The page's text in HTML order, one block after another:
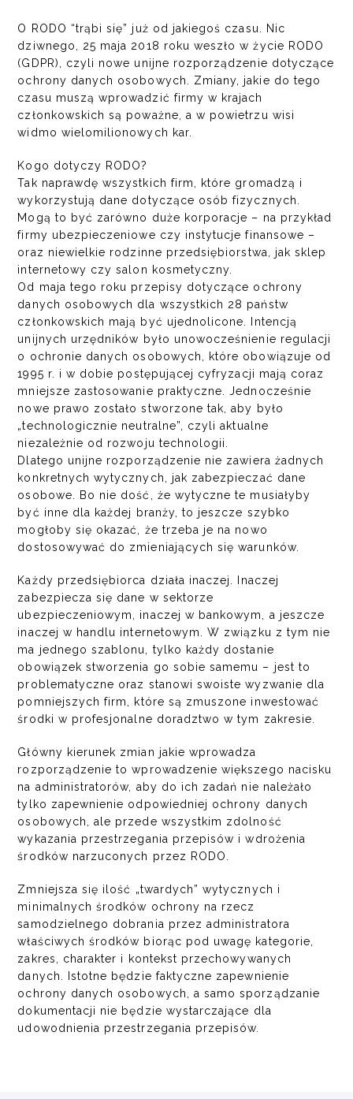
O RODO “trąbi się” już od jakiegoś czasu. Nic
dziwnego, 25 maja 2018 roku weszło w życie RODO
(GDPR), czyli nowe unijne rozporządzenie dotyczące
ochrony danych osobowych. Zmiany, jakie do tego
czasu muszą wprowadzić firmy w krajach
członkowskich są poważne, a w powietrzu wisi
widmo wielomilionowych kar.
Kogo dotyczy RODO?
Tak naprawdę wszystkich firm, które gromadzą i
wykorzystują dane dotyczące osób fizycznych.
Mogą to być zarówno duże korporacje – na przykład
firmy ubezpieczeniowe czy instytucje finansowe –
oraz niewielkie rodzinne przedsiębiorstwa, jak sklep
internetowy czy salon kosmetyczny.
Od maja tego roku przepisy dotyczące ochrony
danych osobowych dla wszystkich 28 państw
członkowskich mają być ujednolicone. Intencją
unijnych urzędników było unowocześnienie regulacji
o ochronie danych osobowych, które obowiązuje od
1995 r. i w dobie postępującej cyfryzacji mają coraz
mniejsze zastosowanie praktyczne. Jednocześnie
nowe prawo zostało stworzone tak, aby było
„technologicznie neutralne”, czyli aktualne
niezależnie od rozwoju technologii.
Dlatego unijne rozporządzenie nie zawiera żadnych
konkretnych wytycznych, jak zabezpieczać dane
osobowe. Bo nie dość, że wytyczne te musiałyby
być inne dla każdej branży, to jeszcze szybko
mogłoby się okazać, że trzeba je na nowo
dostosowywać do zmieniających się warunków.
Każdy przedsiębiorca działa inaczej. Inaczej
zabezpiecza się dane w sektorze
ubezpieczeniowym, inaczej w bankowym, a jeszcze
inaczej w handlu internetowym. W związku z tym nie
ma jednego szablonu, tylko każdy dostanie
obowiązek stworzenia go sobie samemu – jest to
problematyczne oraz stanowi swoiste wyzwanie dla
pomniejszych firm, które są zmuszone inwestować
środki w profesjonalne doradztwo w tym zakresie.
Główny kierunek zmian jakie wprowadza
rozporządzenie to wprowadzenie większego nacisku
na administratorów, aby do ich zadań nie należało
tylko zapewnienie odpowiedniej ochrony danych
osobowych, ale przede wszystkim zdolność
wykazania przestrzegania przepisów i wdrożenia
środków narzuconych przez RODO.
Zmniejsza się ilość „twardych” wytycznych i
minimalnych środków ochrony na rzecz
samodzielnego dobrania przez administratora
właściwych środków biorąc pod uwagę kategorie,
zakres, charakter i kontekst przechowywanych
danych. Istotne będzie faktyczne zapewnienie
ochrony danych osobowych, a samo sporządzanie
dokumentacji nie będzie wystarczające dla
udowodnienia przestrzegania przepisów.